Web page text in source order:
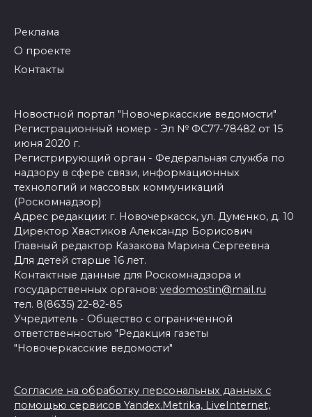
Реклама
О проекте
Контакты
Новостной портал "Новочеркасские ведомости"
Регистрационный номер - Эл № ФС77-78482 от 15
июня 2020 г.
Регистрирующий орган - Федеральная служба по
надзору в сфере связи, информационных
технологий и массовых коммуникаций
(Роскомнадзор)
Адрес редакции: г. Новочеркасск, ул. Думенко, д. 10
Директор Хвастиков Александр Борисович
Главный редактор Казакова Марина Сергеевна
Для детей старше 16 лет.
Контактные данные для Роскомнадзора и
государственных органов: vedomostin@mail.ru
тел. 8(8635) 22-82-85
Учредитель - Общество с ограниченной
ответственностью "Редакция газеты
"Новочеркасские ведомости"
Согласие на обработку персональных данных с
помощью сервисов Yandex.Metrika, LiveInternet,